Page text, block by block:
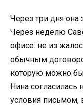
Через три дня
Через неделю
офисе: не из
обычным
которую можно
Нина согласилась
условия письмом,